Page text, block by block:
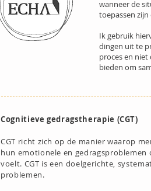
wanneer de
toepassen
Ik gebruik
dingen uit te
proces en
bieden om
Cognitieve gedragstherapie (CGT)
CGT richt zich op de manier waarop
hun emotionele en gedragsproblemen
voelt. CGT is een doelgerichte,
problemen.